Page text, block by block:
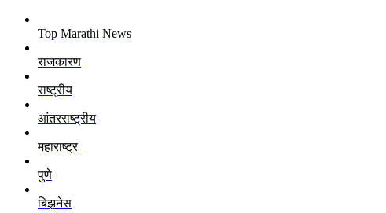
Top Marathi News
राजकारण
राष्ट्रीय
आंतरराष्ट्रीय
महाराष्ट्र
पुणे
बिझनेस